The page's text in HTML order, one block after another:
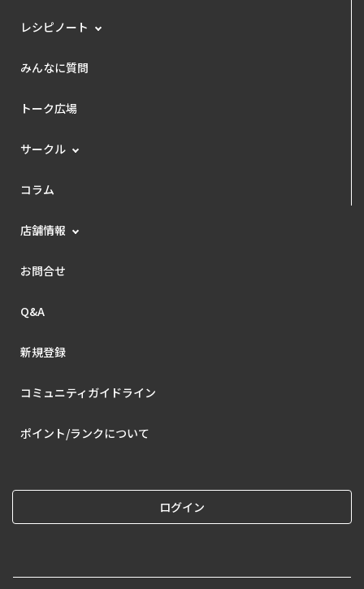
レシピノート
みんなに質問
トーク広場
サークル
コラム
店舗情報
お問合せ
Q&A
新規登録
コミュニティガイドライン
ポイント/ランクについて
ログイン